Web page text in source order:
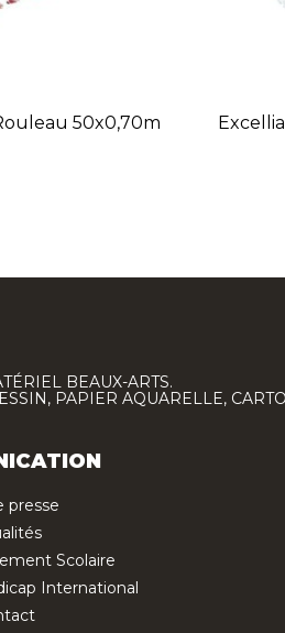
50x0,70m
BEAUX-ARTS.
PAPIER AQUARELLE,
presse
Scolaire
International